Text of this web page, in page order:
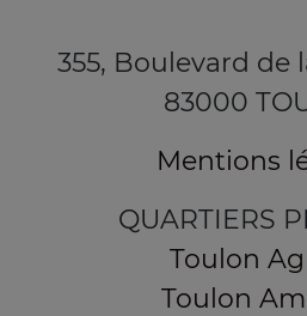
355, Boulevard de
83000
Mentions
QUARTIERS
Toulon
Toulon